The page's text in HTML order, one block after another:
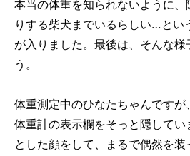
本当の体重を知られないように、
りする柴犬までいるらしい…とい
が入りました。最後は、そんな様
う。
体重測定中のひなたちゃんです
体重計の表示欄をそっと隠して
とした顔をして、まるで偶然を装